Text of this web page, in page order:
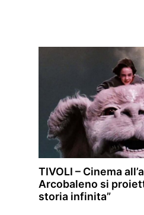
TIVOLI – Cinema
Arcobaleno si
storia infinita”